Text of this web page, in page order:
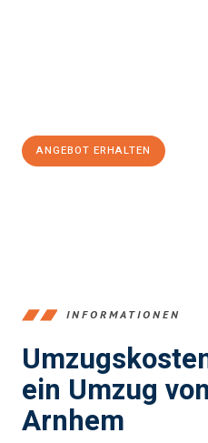
ANGEBOT ERHALTEN
INFORMATIONEN
ein Umzug
Arnhem